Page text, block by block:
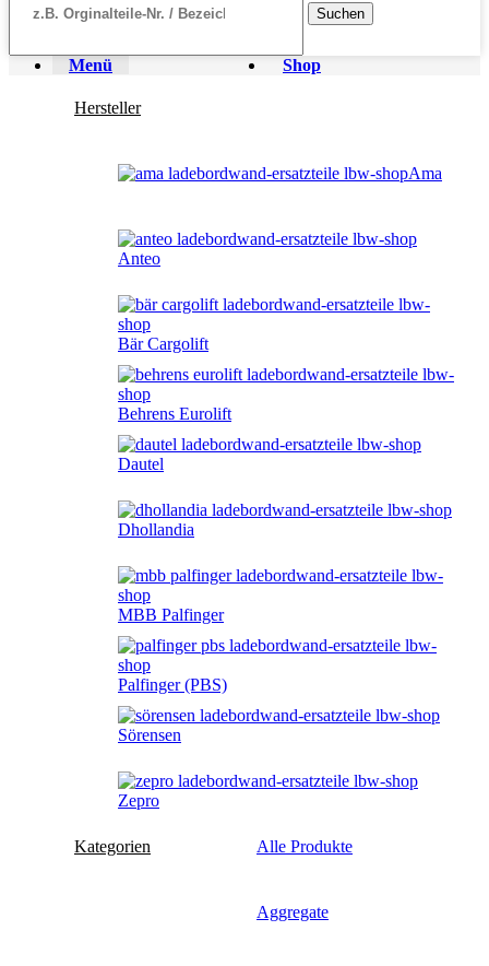
Suchen
Menü Shop
Hersteller
Ama
Anteo
Bär Cargolift
Behrens Eurolift
Dautel
Dhollandia
MBB Palfinger
Palfinger (PBS)
Sörensen
Zepro
Kategorien Alle Produkte
Aggregate